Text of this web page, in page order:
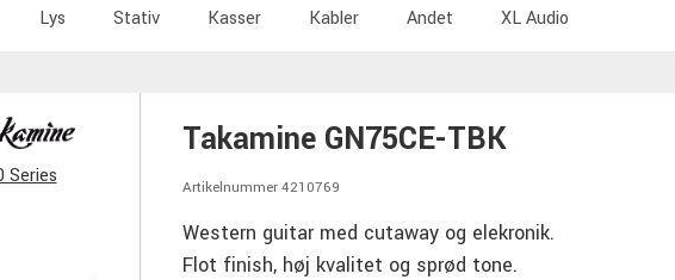
Lys Stativ Kasser Kabler Andet XL Audio
Series
Takamine GN75CE-TBK
Artikelnummer 4210769
Western guitar med cutaway og elekronik.
Flot finish, høj kvalitet og sprød tone.